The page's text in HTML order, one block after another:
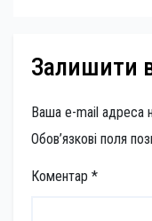
Залишити
Ваша e-mail адреса
Обов’язкові поля
Коментар *